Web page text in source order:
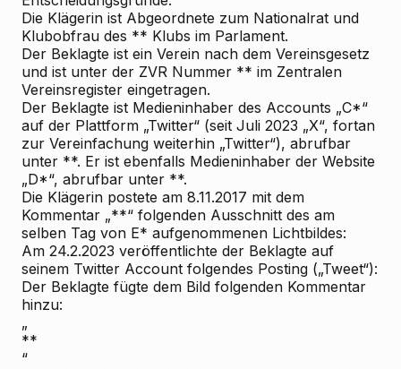
Die Klägerin ist Abgeordnete zum Nationalrat und
Klubobfrau des ** Klubs im Parlament.
Der Beklagte ist ein Verein nach dem Vereinsgesetz
und ist unter der ZVR Nummer ** im Zentralen
Vereinsregister eingetragen.
Der Beklagte ist Medieninhaber des Accounts „C*“
auf der Plattform „Twitter“ (seit Juli 2023 „X“, fortan
zur Vereinfachung weiterhin „Twitter“), abrufbar
unter **. Er ist ebenfalls Medieninhaber der Website
„D*“, abrufbar unter **.
Die Klägerin postete am 8.11.2017 mit dem
Kommentar „**“ folgenden Ausschnitt des am
selben Tag von E* aufgenommenen Lichtbildes:
Am 24.2.2023 veröffentlichte der Beklagte auf
seinem Twitter Account folgendes Posting („Tweet“):
Der Beklagte fügte dem Bild folgenden Kommentar
hinzu:
„
**
“